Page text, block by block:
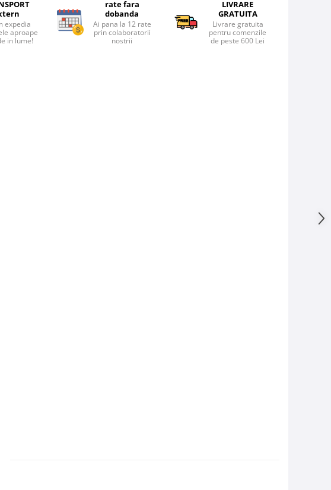
expedia
aproape
in lume!
rate fara
dobanda
Ai pana la 12 rate
prin colaboratorii
nostrii
LIVRARE
GRATUITA
Livrare gratuita
pentru comenzile
de peste 600 Lei